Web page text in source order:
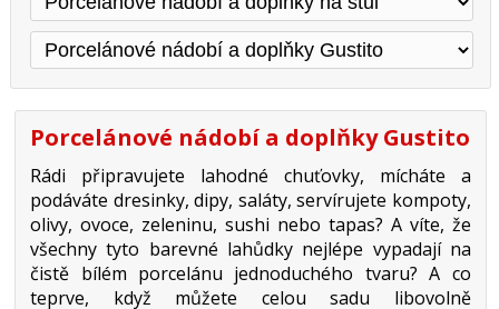
Porcelánové nádobí a doplňky Gustito
Rádi připravujete lahodné chuťovky, mícháte a
podáváte dresinky, dipy, saláty, servírujete kompoty,
olivy, ovoce, zeleninu, sushi nebo tapas? A víte, že
všechny tyto barevné lahůdky nejlépe vypadají na
čistě bílém porcelánu jednoduchého tvaru? A co
teprve, když můžete celou sadu libovolně